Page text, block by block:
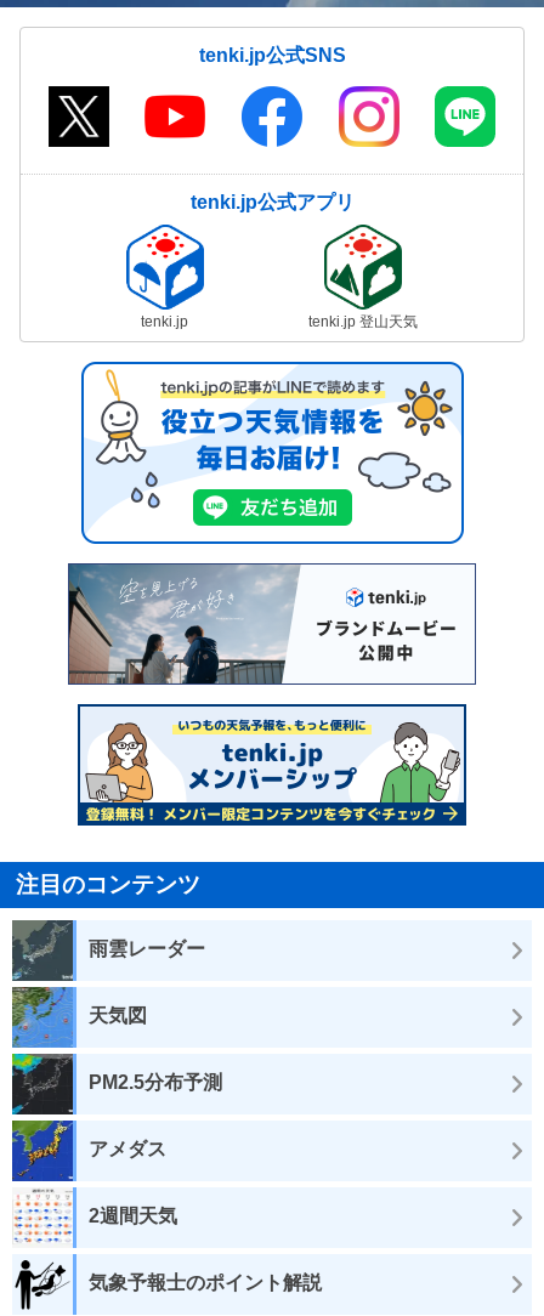
tenki.jp公式SNS
tenki.jp公式アプリ
tenki.jp tenki.jp 登山天気
注目のコンテンツ
雨雲レーダー
天気図
PM2.5分布予測
アメダス
2週間天気
気象予報士のポイント解説